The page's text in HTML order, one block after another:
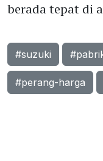
berada tepat di
#suzuki
#perang-harga